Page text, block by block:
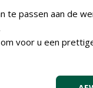
daarbij behorende
moment zelf.
facturen en
aan onze
en transparant
te passen aan de
voor u een